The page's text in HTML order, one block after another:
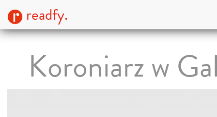
readfy.
Koroniarz w